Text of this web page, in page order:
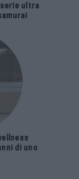
serie ultra
di uno